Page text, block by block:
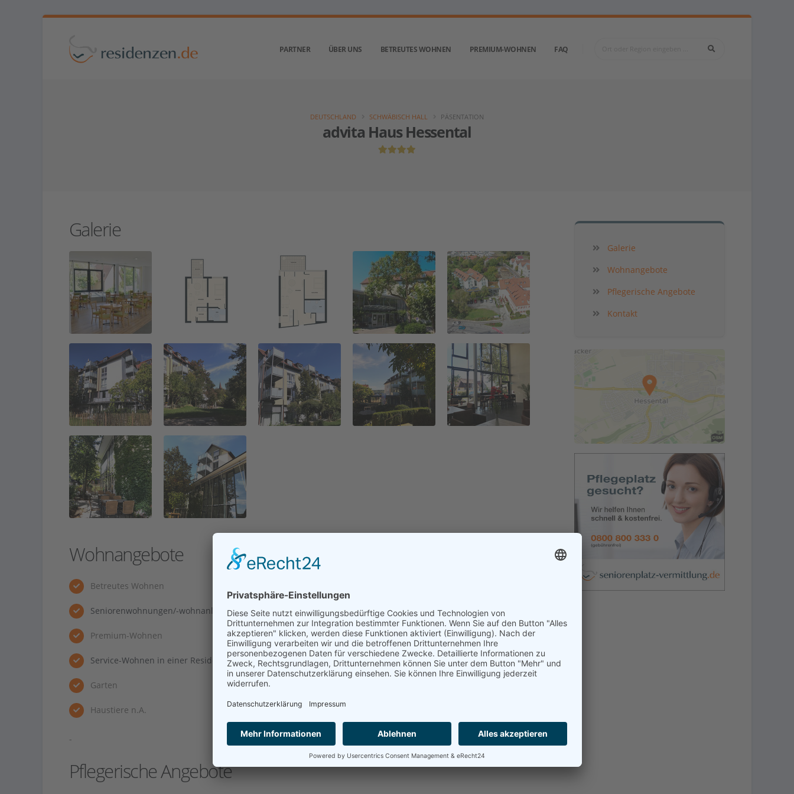
PARTNER ÜBER UNS BETREUTES WOHNEN PREMIUM-WOHNEN FAQ
advita Haus Hessental
DEUTSCHLAND SCHWÄBISCH HALL PÄSENTATION
Galerie
Wohnangebote
Betreutes Wohnen
Seniorenwohnungen/-wohnanlage
Premium-Wohnen
Service-Wohnen in einer Residenz
Garten
Haustiere n.A.
-
Pflegerische Angebote
Galerie
Wohnangebote
Pflegerische Angebote
Kontakt